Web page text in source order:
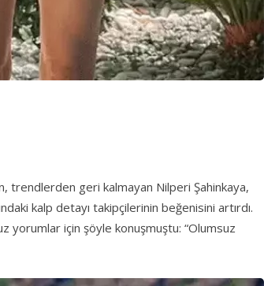
trendlerden geri kalmayan Nilperi Şahinkaya,
kalp detayı takipçilerinin beğenisini artırdı.
yorumlar için şöyle konuşmuştu: “Olumsuz